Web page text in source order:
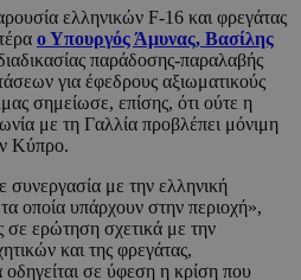
ελληνικών F-16 και φρεγάτας
ο Υπουργός Άμυνας, Βασίλης
παράδοσης-παραλαβής
για έφεδρους αξιωματικούς
σημείωσε, επίσης, ότι ούτε η
με τη Γαλλία προβλέπει μόνιμη
Κύπρο.
συνεργασία με την ελληνική
οποία υπάρχουν στην περιοχή»,
σε ερώτηση σχετικά με την
και της φρεγάτας,
οδηγείται σε ύφεση η κρίση που